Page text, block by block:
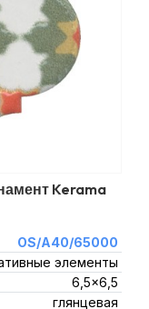
Kerama
OS/A40/65000
элементы
6,5x6,5
глянцевая